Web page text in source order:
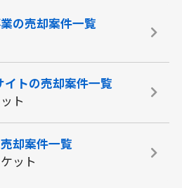
の売却案件一覧
イトの売却案件一覧
ト
売却案件一覧
ット